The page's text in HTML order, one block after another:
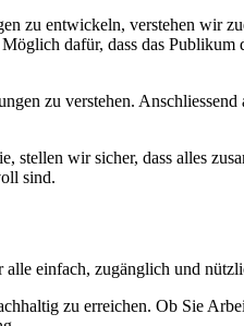
zu entwickeln, verstehen wir
dafür, dass das
zu verstehen.
wir sicher, dass alles
sind.
einfach, zugänglich und
zu erreichen. Ob Sie